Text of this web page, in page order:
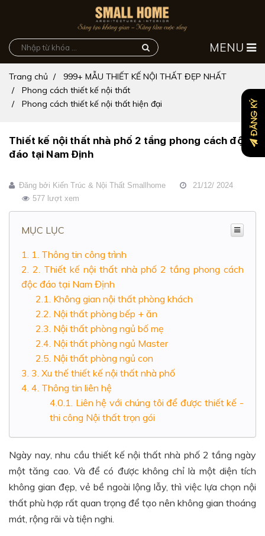
MENU
Trang chủ
999+ MẪU THIẾT KẾ NỘI THẤT ĐẸP NHẤT
Phong cách thiết kế nội thất
Phong cách thiết kế nội thất hiện đại
Thiết kế nội thất nhà phố 2 tầng phong cách độc
đáo tại Nam Định
Đăng bởi Kiến Trúc & Nội Thất Smallhome
21/12/ 2024
577 lượt xem
MỤC LỤC
1. Thông tin công trình
2. Thiết kế nội thất nhà phố 2 tầng phong cách
độc đáo tại Nam Định
Không gian nội thất phòng khách
Nội thất phòng bếp + ăn
Nội thất phòng ngủ bố mẹ
Nội thất phòng ngủ Master
Nội thất phòng ngủ con
3. Xu thế thiết kế nội thất nhà phố
4. Thông tin liên hệ
Liên hệ với chúng tôi để được thiết kế -
thi công Nội thất trọn gói
Ngày nay, nhu cầu thiết kế nội thất nhà phố 2 tầng ngày
một tăng cao. Và để có được không chỉ là một diện tích
không gian đẹp, vẻ bề ngoài lộng lẫy, thì việc lựa chọn nội
thất phù hợp rất quan trọng để tạo nên không gian thoáng
mát, rộng rãi và tiện nghi.
ĐĂNG KÝ